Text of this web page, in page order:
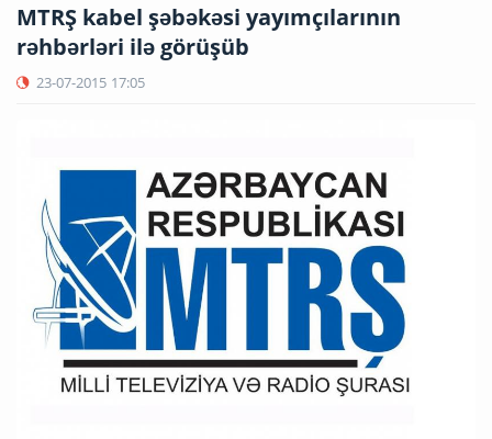
MTRŞ kabel şəbəkəsi yayımçılarının
rəhbərləri ilə görüşüb
23-07-2015 17:05